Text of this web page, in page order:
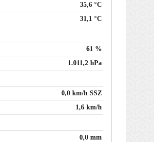
35,6 °C
31,1 °C
61 %
1.011,2 hPa
0,0 km/h SSZ
1,6 km/h
0,0 mm